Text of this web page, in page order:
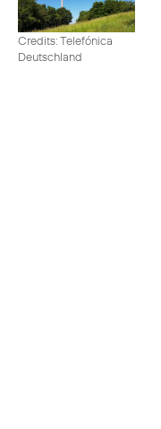
Credits: Telefónica
Deutschland